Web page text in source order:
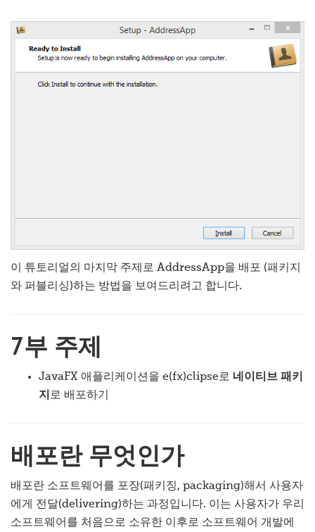
이 튜토리얼의 마지막 주제로 AddressApp을 배포 (패키지
와 퍼블리싱)하는 방법을 보여드리려고 합니다.
7부 주제
JavaFX 애플리케이션을 e(fx)clipse로 네이티브 패키
지 로 배포하기
배포란 무엇인가
배포란 소프트웨어를 포장(패키징, packaging)해서 사용자
에게 전달(delivering)하는 과정입니다. 이는 사용자가 우리
소프트웨어를 처음으로 소유한 이후로 소프트웨어 개발에